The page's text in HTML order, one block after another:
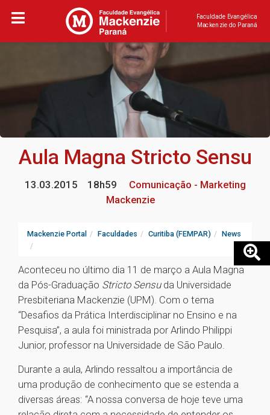
Faculdade Evangélica
Mackenzie do Paraná
Aula Magna Stricto Sensu
13.03.2015 18h59
Comunicação - Marketing
Mackenzie
Mackenzie Portal Faculdades Curitiba (FEMPAR) News
Aconteceu no último dia 11 de março a Aula Magna
da Pós-Graduação Stricto Sensuda Universidade
Presbiteriana Mackenzie (UPM). Com o tema
“Desafios da Prática Interdisciplinar no Ensino e na
Pesquisa”, a aula foi ministrada por Arlindo Philippi
Junior, professor na Universidade de São Paulo.
Durante a aula, Arlindo ressaltou a importância de
uma produção de conhecimento que se estenda a
diversas áreas: “A nossa conversa de hoje teve uma